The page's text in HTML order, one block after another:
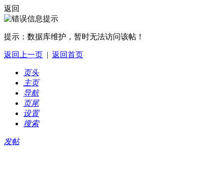
返回
提示： 数据库维护，暂时无法访问该帖！
返回上一页 | 返回首页
页头
主页
导航
页尾
设置
搜索
发帖